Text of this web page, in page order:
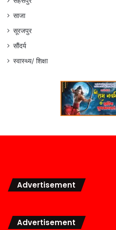
साजा
सूरजपुर
सौंदर्य
स्वास्थ्य/ शिक्षा
Advertisement
Advertisement